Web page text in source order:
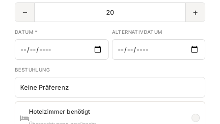
− +
DATUM * ALTERNATIVDATUM
BESTUHLUNG
Hotelzimmer benötigt